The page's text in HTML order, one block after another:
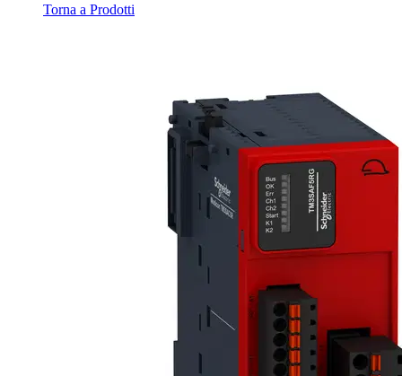
Torna a Prodotti